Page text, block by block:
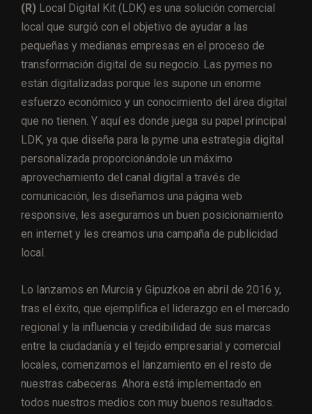
(R) Local Digital Kit (LDK) es una solución comercial
local que surgió con el objetivo de ayudar a las
pequeñas y medianas empresas en el proceso de
transformación digital de su negocio. Las pymes no
están digitalizadas porque les supone un enorme
esfuerzo económico y un conocimiento del área digital
que no tienen. Y aquí es donde juega su papel principal
LDK, ya que diseña para la pyme una estrategia digital
personalizada proporcionándole un máximo
aprovechamiento del canal digital a través de
comunicación, les diseñamos una página web
responsive, les aseguramos un buen posicionamiento
en internet y les creamos una campaña de publicidad
local.
Lo lanzamos en Murcia y Gipuzkoa en abril de 2016 y,
tras el éxito, que ejemplifica el liderazgo en el mercado
regional y la influencia y credibilidad de sus marcas
entre la ciudadanía y el tejido empresarial y comercial
locales, comenzamos el lanzamiento en el resto de
nuestras cabeceras. Ahora está implementado en
todos nuestros medios con muy buenos resultados.